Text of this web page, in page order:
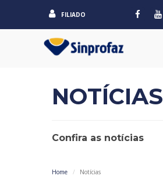
FILIADO
NOTÍCIAS
Confira as notícias
Home Notícias